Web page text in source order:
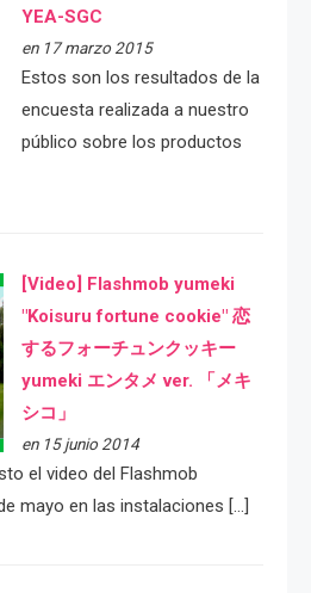
YEA-SGC
en 17 marzo 2015
Estos son los resultados de la
encuesta realizada a nuestro
público sobre los productos
[Video] Flashmob yumeki
"Koisuru fortune cookie" 恋
するフォーチュンクッキー
yumeki エンタメ ver. 「メキ
シコ」
en 15 junio 2014
el video del Flashmob
mayo en las instalaciones […]